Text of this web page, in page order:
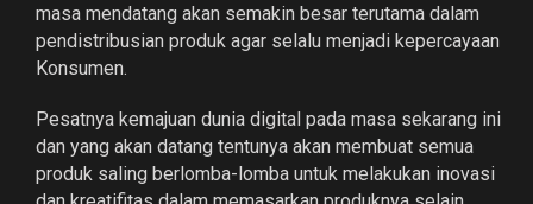
masa mendatang akan semakin besar terutama dalam
pendistribusian produk agar selalu menjadi kepercayaan
Konsumen.
Pesatnya kemajuan dunia digital pada masa sekarang ini
dan yang akan datang tentunya akan membuat semua
produk saling berlomba-lomba untuk melakukan inovasi